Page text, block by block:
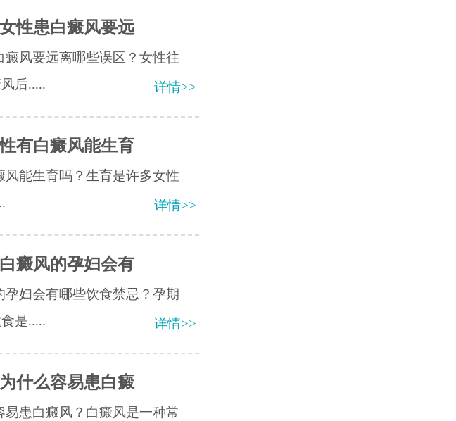
性患白癜风要远
风要远离哪些误区？女性往
后.....
详情>>
有白癜风能生育
能生育吗？​生育是许多女性
详情>>
癜风的孕妇会有
妇会有哪些饮食禁忌？孕期
是.....
详情>>
什么容易患白癜
患白癜风？白癜风是一种常